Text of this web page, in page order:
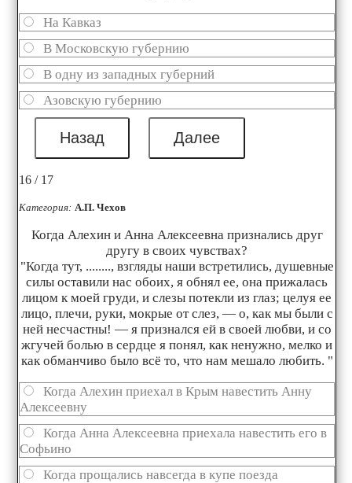
На Кавказ
В Московскую губернию
В одну из западных губерний
Азовскую губернию
16 / 17
Категория: А.П. Чехов
Когда Алехин и Анна Алексеевна признались друг
другу в своих чувствах?
"Когда тут, ........, взгляды наши встретились, душевные
силы оставили нас обоих, я обнял ее, она прижалась
лицом к моей груди, и слезы потекли из глаз; целуя ее
лицо, плечи, руки, мокрые от слез, — о, как мы были с
ней несчастны! — я признался ей в своей любви, и со
жгучей болью в сердце я понял, как ненужно, мелко и
как обманчиво было всё то, что нам мешало любить. "
Когда Алехин приехал в Крым навестить Анну
Алексеевну
Когда Анна Алексеевна приехала навестить его в
Софьино
Когда прощались навсегда в купе поезда